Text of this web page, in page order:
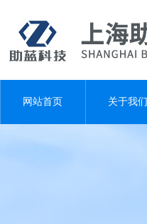
网站首页 关于我们